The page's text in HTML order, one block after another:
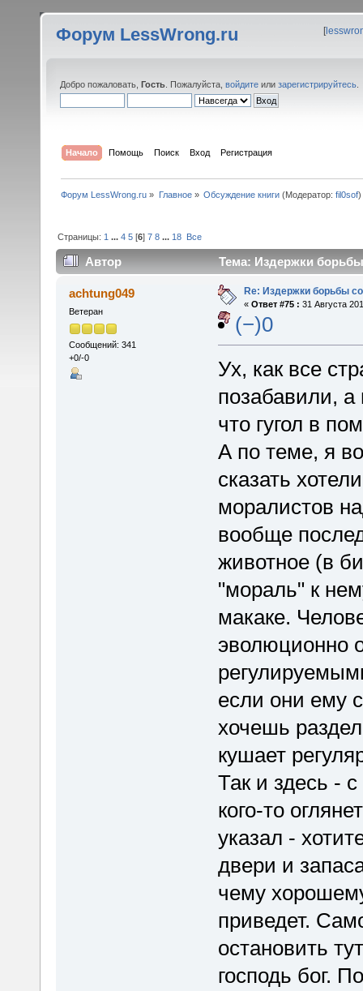
Форум LessWrong.ru [
Добро пожаловать, Гость . Пожалуйста, войдите или зарегистрируйтесь
Начало Помощь Поиск Вход Регистрация
Форум LessWrong.ru » Главное» Обсуждение книги(Модератор: fil0sof)
Страницы: 1 ...4 5 [6]7 8 ... 18 Все
Автор Тема: Издержки
achtung049
Ветеран
Сообщений: 341
+0/-0
Re: Издержки борьбы
« Ответ #75 : 31 Августа
(−)0
Ух, как все
позабавили, а
что гугол в
А по теме, я
сказать
моралистов
вообще
животное (в
"мораль" к
макаке.
эволюционно
если они ему
хочешь
кушает
Так и здесь -
кого-то
указал -
двери и
чему
приведет.
остановить
господь бог.